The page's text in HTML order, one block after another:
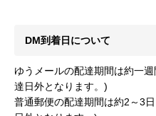
DM到着日について
ゆうメールの配達期間は約一
達日外となります。)
普通郵便の配達期間は約2～3